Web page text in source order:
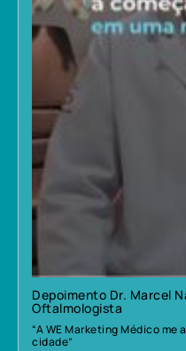
Depoimento Dr. Marcel
Oftalmologista
“A WE Marketing Médico me
cidade”